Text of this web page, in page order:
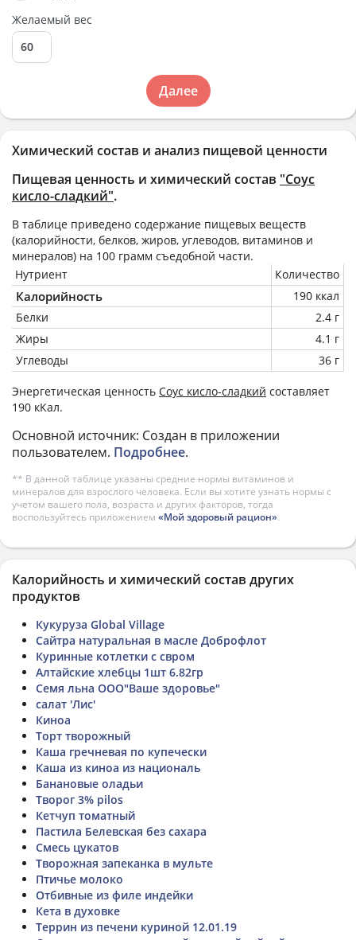
Химический состав и анализ пищевой ценности
Пищевая ценность и химический состав "Соус
кисло-сладкий".
В таблице приведено содержание пищевых веществ
(калорийности, белков, жиров, углеводов, витаминов и
минералов) на 100 грамм съедобной части.
Нутриент
Количество
Калорийность
190 ккал
Белки
2.4 г
Жиры
4.1 г
Углеводы
36 г
Энергетическая ценность Соус кисло-сладкий составляет
190 кКал.
Основной источник: Создан в приложении
пользователем. Подробнее.
** В данной таблице указаны средние нормы витаминов и
минералов для взрослого человека. Если вы хотите узнать нормы с
учетом вашего пола, возраста и других факторов, тогда
воспользуйтесь приложением «Мой здоровый рацион».
Желаемый вес
Далее
Калорийность и химический состав других
продуктов
Кукуруза Global Village
Сайтра натуральная в масле Доброфлот
Куринные котлетки с свром
Алтайские хлебцы 1шт 6.82гр
Семя льна ООО"Ваше здоровье"
салат 'Лис'
Киноа
Торт творожный
Каша гречневая по купечески
Каша из киноа из националь
Банановые оладьи
Творог 3% pilos
Кетчуп томатный
Пастила Белевская без сахара
Смесь цукатов
Творожная запеканка в мульте
Птичье молоко
Отбивные из филе индейки
Кета в духовке
Террин из печени куриной 12.01.19